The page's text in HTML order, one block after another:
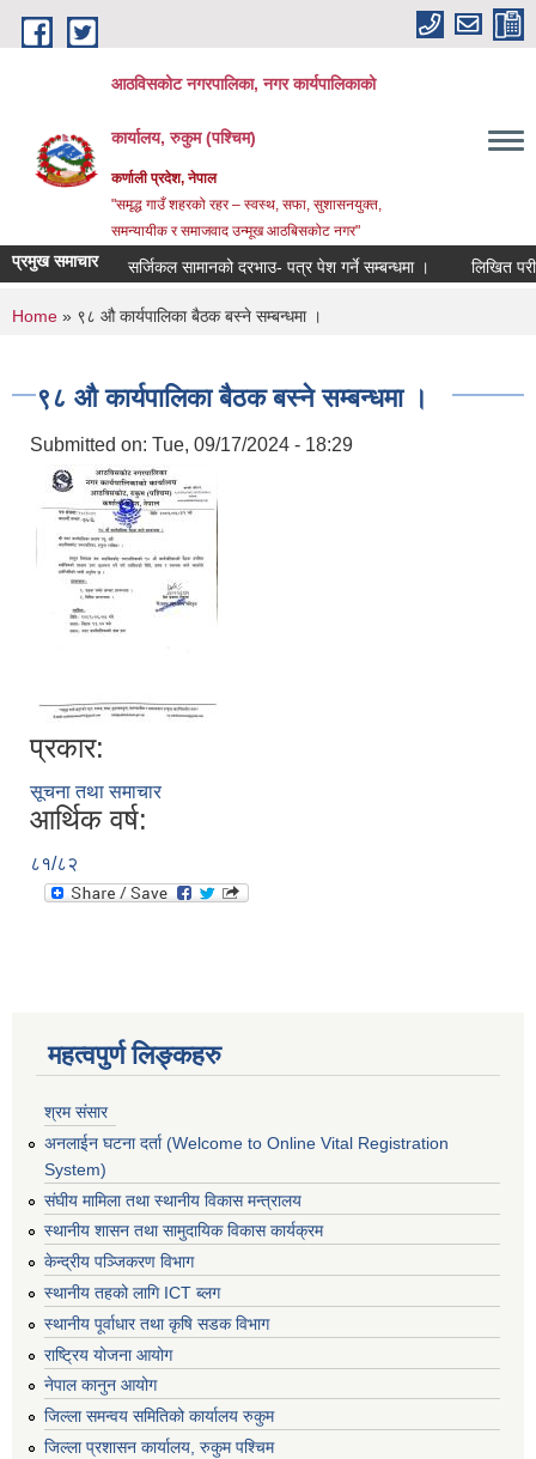
Skip to main content
आठविसकोट नगरपालिका, नगर कार्यपालिकाको
कार्यालय, रुकुम (पश्चिम)
कर्णाली प्रदेश, नेपाल
"समृद्ध गाउँ शहरको रहर – स्वस्थ, सफा, सुशासनयुक्त,
समन्यायीक र समाजवाद उन्मूख आठबिसकोट नगर"
प्रमुख समाचारसर्जिकल सामानको दरभाउ- पत्र पेश गर्ने सम्बन्धमा । लिखित परीक्षाको
You are here
Home » ९८ औ कार्यपालिका बैठक बस्ने सम्बन्धमा ।
९८ औ कार्यपालिका बैठक बस्ने सम्बन्धमा ।
Submitted on: Tue, 09/17/2024 - 18:29
प्रकार:
सूचना तथा समाचार
आर्थिक वर्ष:
८१/८२
महत्वपुर्ण लिङ्कहरु
श्रम संसार
अनलाईन घटना दर्ता (Welcome to Online Vital Registration
System)
संघीय मामिला तथा स्थानीय विकास मन्त्रालय
स्थानीय शासन तथा सामुदायिक विकास कार्यक्रम
केन्द्रीय पञ्जिकरण विभाग
स्थानीय तहको लागि ICT ब्लग
स्थानीय पूर्वाधार तथा कृषि सडक विभाग
राष्ट्रिय योजना आयोग
नेपाल कानुन आयोग
जिल्ला समन्वय समितिको कार्यालय रुकुम
जिल्ला प्रशासन कार्यालय, रुकुम पश्चिम